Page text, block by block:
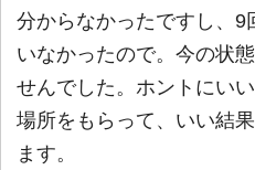
分からなかったですし、9
いなかったので。今の状
せんでした。ホントにい
場所をもらって、いい結
ます。